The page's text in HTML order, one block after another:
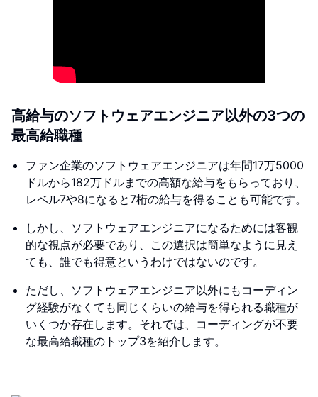
高給与のソフトウェアエンジニア以外の3つの
最高給職種
ファン企業のソフトウェアエンジニアは年間17万5000
ドルから182万ドルまでの高額な給与をもらっており、
レベル7や8になると7桁の給与を得ることも可能です。
しかし、ソフトウェアエンジニアになるためには客観
的な視点が必要であり、この選択は簡単なように見え
ても、誰でも得意というわけではないのです。
ただし、ソフトウェアエンジニア以外にもコーディン
グ経験がなくても同じくらいの給与を得られる職種が
いくつか存在します。それでは、コーディングが不要
な最高給職種のトップ3を紹介します。